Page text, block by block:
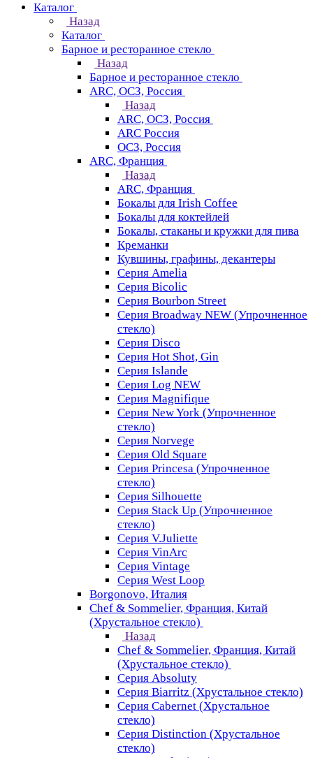
Каталог
Назад
Каталог
Барное и ресторанное стекло
Назад
Барное и ресторанное стекло
ARC, ОСЗ, Россия
Назад
ARC, ОСЗ, Россия
ARC Россия
ОСЗ, Россия
ARC, Франция
Назад
ARC, Франция
Бокалы для Irish Coffee
Бокалы для коктейлей
Бокалы, стаканы и кружки для пива
Креманки
Кувшины, графины, декантеры
Серия Amelia
Серия Bicolic
Серия Bourbon Street
Серия Broadway NEW (Упрочненное
стекло)
Серия Disco
Серия Hot Shot, Gin
Серия Islande
Серия Log NEW
Серия Magnifique
Серия New York (Упрочненное
стекло)
Серия Norvege
Серия Old Square
Серия Princesa (Упрочненное
стекло)
Серия Silhouette
Серия Stack Up (Упрочненное
стекло)
Серия V.Juliette
Серия VinArc
Серия Vintage
Серия West Loop
Borgonovo, Италия
Chef & Sommelier, Франция, Китай
(Хрустальное стекло)
Назад
Chef & Sommelier, Франция, Китай
(Хрустальное стекло)
Серия Absoluty
Серия Biarritz (Хрустальное стекло)
Серия Cabernet (Хрустальное
стекло)
Серия Distinction (Хрустальное
стекло)